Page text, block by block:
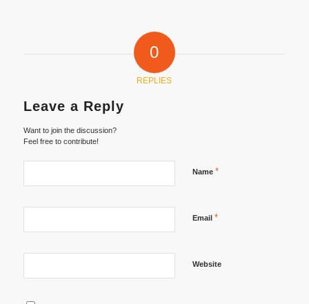
0
REPLIES
Leave a Reply
Want to join the discussion?
Feel free to contribute!
Name *
Email *
Website